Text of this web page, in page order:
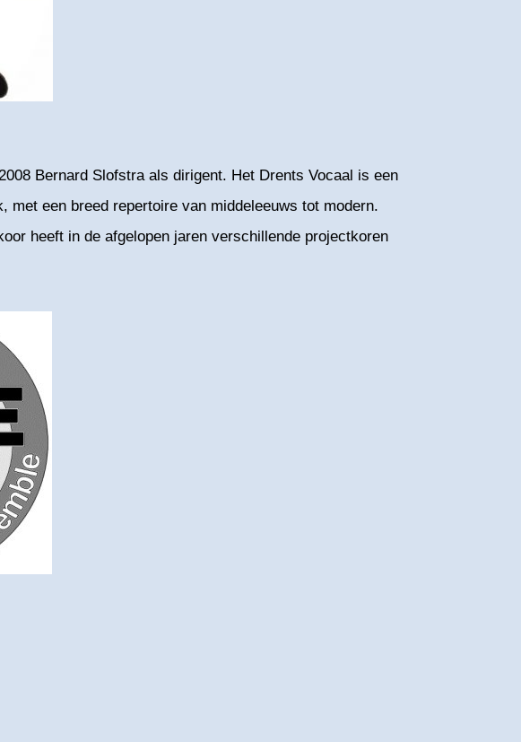
Bernard Slofstra als dirigent. Het Drents Vocaal is een
een breed repertoire van middeleeuws tot modern.
heeft in de afgelopen jaren verschillende projectkoren